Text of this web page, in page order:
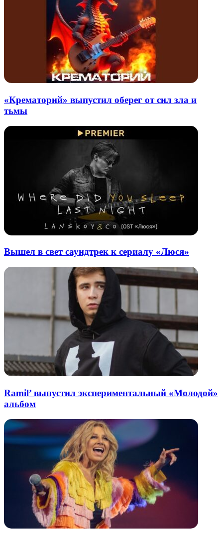
«Крематорий» выпустил оберег от сил зла и
тьмы
Вышел в свет саундтрек к сериалу «Люся»
Ramil’ выпустил экспериментальный «Молодой»
альбом